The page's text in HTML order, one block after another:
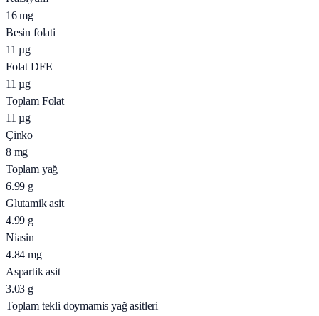
16 mg
Besin folati
11 µg
Folat DFE
11 µg
Toplam Folat
11 µg
Çinko
8 mg
Toplam yağ
6.99 g
Glutamik asit
4.99 g
Niasin
4.84 mg
Aspartik asit
3.03 g
Toplam tekli doymamis yağ asitleri